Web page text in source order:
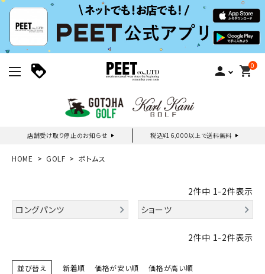
person 0
shopping_cart
店舗受け取り停止のお知らせ 税込¥16,000以上で送料無料
新規会員登録｜ログイン
HOME GOLF ボトムス
2件中 1-2件表示
ロングパンツ
ショーツ
2件中 1-2件表示
並び替え 新着順 価格が安い順 価格が高い順